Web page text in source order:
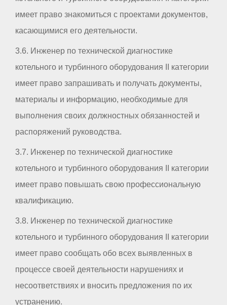
имеет право знакомиться с проектами документов,
касающимися его деятельности.
3.6. Инженер по технической диагностике
котельного и турбинного оборудования II категории
имеет право запрашивать и получать документы,
материалы и информацию, необходимые для
выполнения своих должностных обязанностей и
распоряжений руководства.
3.7. Инженер по технической диагностике
котельного и турбинного оборудования II категории
имеет право повышать свою профессиональную
квалификацию.
3.8. Инженер по технической диагностике
котельного и турбинного оборудования II категории
имеет право сообщать обо всех выявленных в
процессе своей деятельности нарушениях и
несоответствиях и вносить предложения по их
устранению.